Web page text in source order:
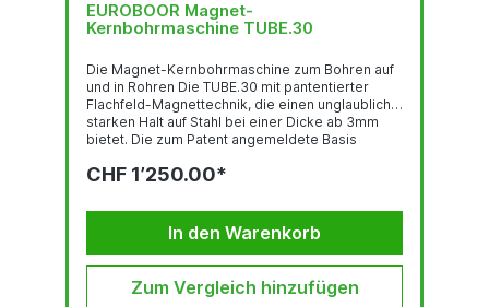
EUROBOOR Magnet-
Kernbohrmaschine TUBE.30
Die Magnet-Kernbohrmaschine zum Bohren auf
und in Rohren Die TUBE.30 mit pantentierter
Flachfeld-Magnettechnik, die einen unglaublich
starken Halt auf Stahl bei einer Dicke ab 3mm
bietet. Die zum Patent angemeldete Basis
an Rohre ab 75 mm Durchmesser problemlos an.
die ganze Kraft zum Motor geht. Dies bietet auch
eine erhöhte Sicherheit, da die Magnete bei
einem unabsichtlichen Stromverlust ihre
freigeben. Mit ihren 900 W Leistung bohrt...
CHF 1’250.00*
In den Warenkorb
Zum Vergleich hinzufügen